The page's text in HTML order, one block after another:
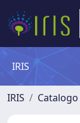
IRIS
IRIS